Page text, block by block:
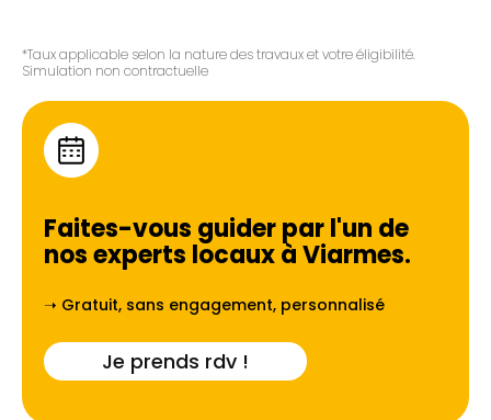
*Taux applicable selon la nature des travaux et votre éligibilité.
Simulation non contractuelle
Faites-vous guider par l'un de
nos experts locaux àViarmes.
➝ Gratuit, sans engagement, personnalisé
Je prends rdv !